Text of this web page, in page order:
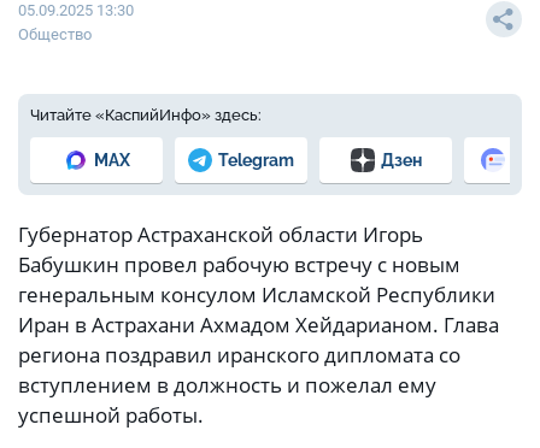
05.09.2025 13:30
Общество
Читайте «КаспийИнфо» здесь:
MAX Telegram Дзен
Губернатор Астраханской области Игорь
Бабушкин провел рабочую встречу с новым
генеральным консулом Исламской Республики
Иран в Астрахани Ахмадом Хейдарианом. Глава
региона поздравил иранского дипломата со
вступлением в должность и пожелал ему
успешной работы.